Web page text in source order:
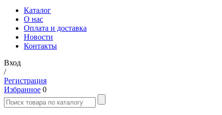
Каталог
О нас
Оплата и доставка
Новости
Контакты
Вход
/
Регистрация
Избранное 0